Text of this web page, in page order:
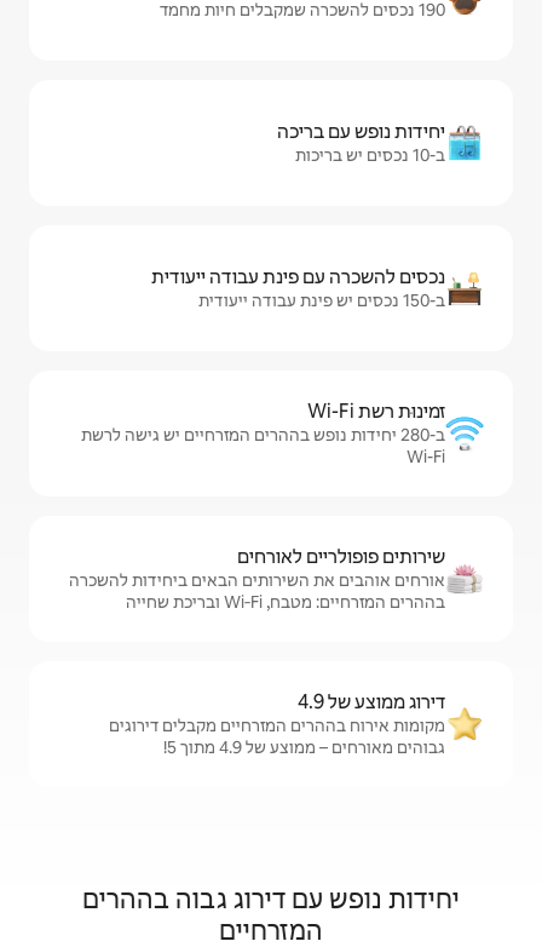
עבודה ייעודית
בההרים המזרחיים יש גישה לרשת
הבאים ביחידות להשכרה
המזרחיים מקבלים דירוגים
דירוג גבוה בההרים